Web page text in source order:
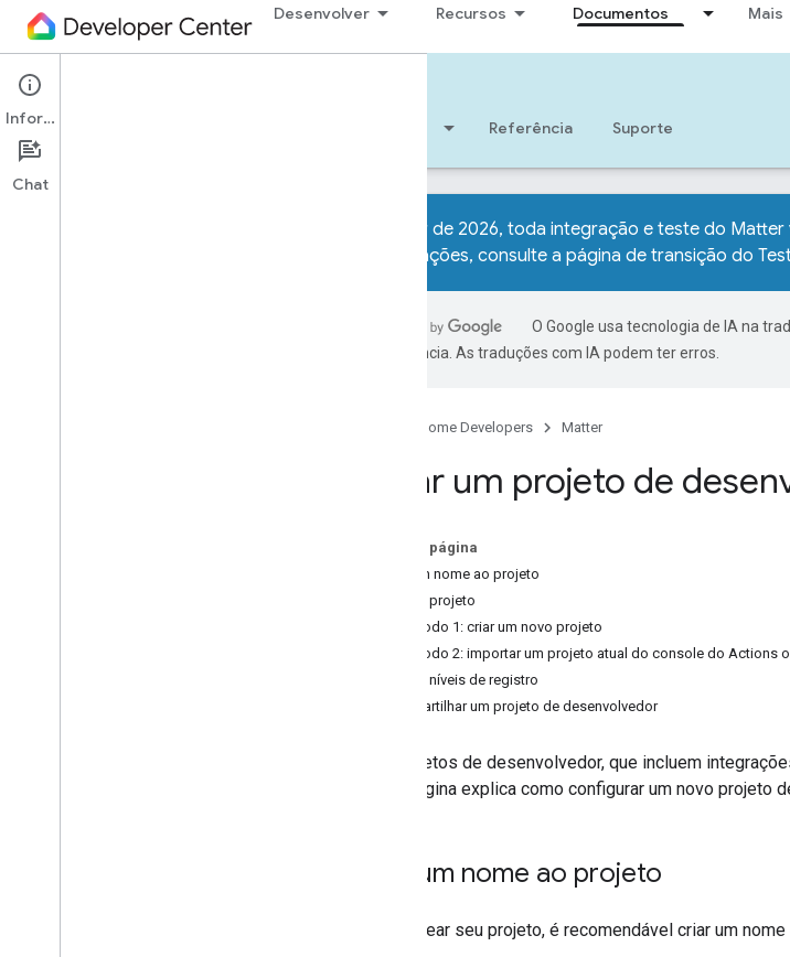
Desenvolver Recursos Documentos Mais
Matter
Começar Referência Suporte
A partir de 2026, toda integração e teste do
informações, consulte a página de transição do
O Google usa tecnologia de IA na
preferência. As traduções com IA podem ter erros.
Google Home Developers Matter
Criar um projeto de
Nesta página
Dar um nome ao projeto
Criar o projeto
Método 1: criar um novo projeto
Método 2: importar um projeto atual do console do Actions
Definir níveis de registro
Compartilhar um projeto de desenvolvedor
Os projetos de desenvolvedor, que incluem
Esta página explica como configurar um novo projeto
Dar um nome ao projeto
Ao nomear seu projeto, é recomendável criar um nome
Informações
Chat